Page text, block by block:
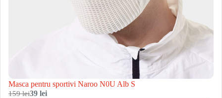
Masca pentru sportivi Naroo N0U Alb S
159 lei39 lei